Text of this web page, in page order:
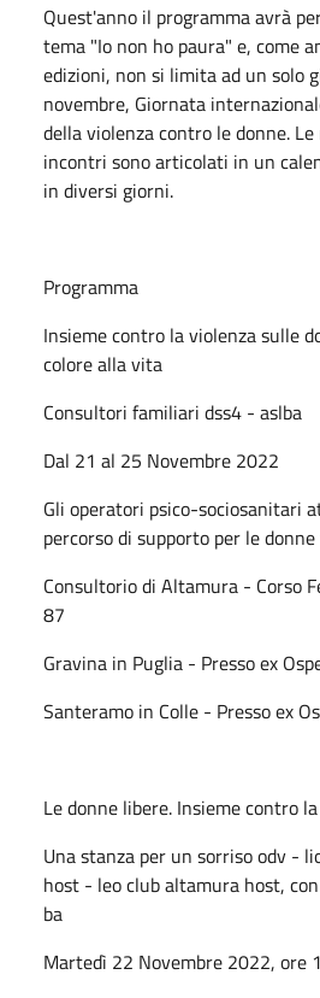
Quest'anno il programma avrà
tema "Io non ho paura" e, come
edizioni, non si limita ad un solo
novembre, Giornata
della violenza contro le donne.
incontri sono articolati in un
in diversi giorni.
Programma
Insieme contro la violenza sulle
colore alla vita
Consultori familiari dss4 - aslba
Dal 21 al 25 Novembre 2022
Gli operatori psico-sociosanitari
percorso di supporto per le
Consultorio di Altamura - Corso
87
Gravina in Puglia - Presso ex
Santeramo in Colle - Presso ex
Le donne libere. Insieme contro
Una stanza per un sorriso odv -
host - leo club altamura host,
ba
Martedì 22 Novembre 2022, ore